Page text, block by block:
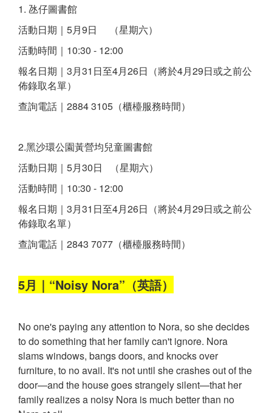
1. 氹仔圖書館
活動日期｜5月9日 （星期六）
活動時間｜10:30 - 12:00
報名日期｜3月31日至4月26日（將於4月29日或之前公
佈錄取名單）
查詢電話｜2884 3105（櫃檯服務時間）
2.黑沙環公園黃營均兒童圖書館
活動日期｜5月30日 （星期六）
活動時間｜10:30 - 12:00
報名日期｜3月31日至4月26日（將於4月29日或之前公
佈錄取名單）
查詢電話｜2843 7077（櫃檯服務時間）
5月｜“Noisy Nora”（英語）
No one's paying any attention to Nora, so she decides
to do something that her family can't ignore. Nora
slams windows, bangs doors, and knocks over
furniture, to no avail. It's not until she crashes out of the
door—and the house goes strangely silent—that her
family realizes a noisy Nora is much better than no